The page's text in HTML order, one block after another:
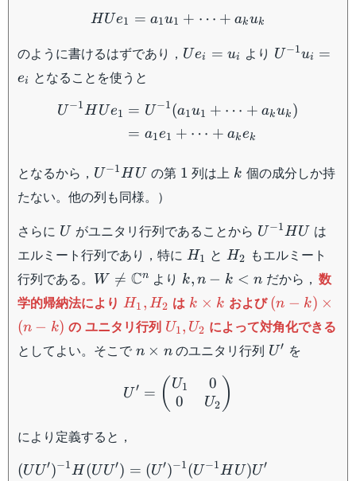
HUe1 = a1u1 + ⋯ + akuk
のように書けるはずであり， Ue_i
Uei = ui より U^{-1}u_i
U−1ui =
ei となることを使うと
U−1H Ue1 = U−1(a1u1 + ⋯ + akuk )
= a1e1 + ⋯ + akek
となるから， U^{-1}HU
U−1H Uの第 1
1 列は上 k
k 個の成分しか持
たない。他の列も同様。）
さらに U
U がユニタリ行列であることから U^{-1}HU
U−1HU は
エルミート行列であり，特に H_1
H1 とH_2
H2
もエルミート
行列である。 W \neq
\mathbb{C}^n
W 
= Cn より k,
n-
k<
n
k, n − k < n だから， 数
学的帰納法により H_1,
H_2
H1 , H2 は k\times
k
k × k および(n-
k)\times(n-
k)
(n − k) ×
(n − k) の ユニタリ行列 U_1,
U1, U2 によって対角化できる
としてよい。そこで n
n
n × nのユニタリ行列 U'
U′ を
U' = \begin{pmatrix}
U′ = ( U1
0
0
U2 )
により定義すると，
\begin{aligned}
(UU′)−1H (UU′) = (U′)−1(U−1H U)U′